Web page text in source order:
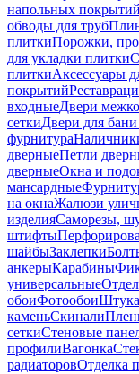
напольных
обводы для труб
плиткиПорожки,
для укладки плитки
плиткиАксессуары
покрытий
входныеДвери
сеткиДвери для
фурнитура
дверныеПетли
дверныеОкна и
мансардные
на окнаЖалюзи
изделияСаморезы,
штифты
шайбыЗаклепки
анкерыКарабины
универсальные
обоиФотообои
каменьСкинали
сеткиСтеновые
профилиВагонка
радиаторовОтделка